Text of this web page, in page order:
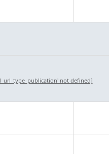
not defined]